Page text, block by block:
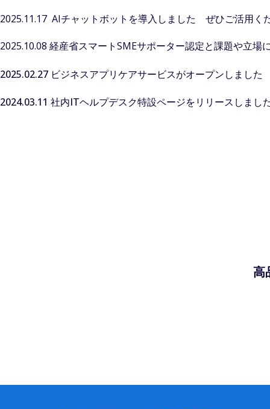
2025.11.17 AIチャットボットを導入しました ぜひご活用く
2025.10.08 経産省スマートSMEサポーター認定と課題や立
2025.02.27 ビジネスアプリケアサービスがオープンしました
2024.03.11 社内ITヘルプデスク特設ページをリリースしまし
高